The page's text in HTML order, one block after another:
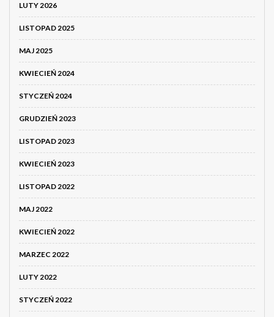
LUTY 2026
LISTOPAD 2025
MAJ 2025
KWIECIEŃ 2024
STYCZEŃ 2024
GRUDZIEŃ 2023
LISTOPAD 2023
KWIECIEŃ 2023
LISTOPAD 2022
MAJ 2022
KWIECIEŃ 2022
MARZEC 2022
LUTY 2022
STYCZEŃ 2022